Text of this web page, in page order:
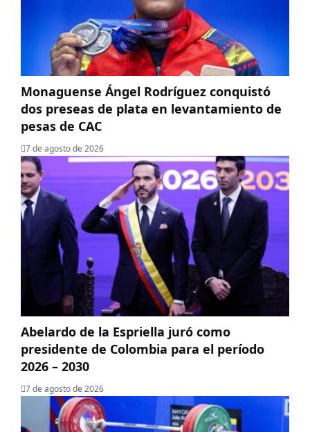
Monaguense Ángel Rodríguez conquistó
dos preseas de plata en levantamiento de
pesas de CAC
7 de agosto de 2026
Abelardo de la Espriella juró como
presidente de Colombia para el período
2026 – 2030
7 de agosto de 2026